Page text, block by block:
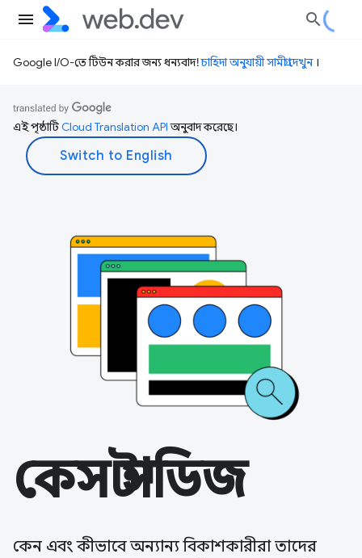
Google I/O-তে টিউন করার জন্য ধন্যবাদ!চাহিদা অনুযায়ী সামগ্রী দেখুন।
এই পৃষ্ঠাটিCloud Translation APIঅনুবাদ করেছে।
কেস স্টাডিজ
কেন এবং কীভাবে অন্যান্য বিকাশকারীরা তাদের